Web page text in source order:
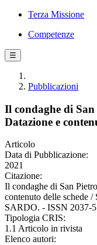
Terza Missione
Competenze
☰
Pubblicazioni
Il condaghe di
Datazione e
Articolo
Data di Pubblicazione:
2021
Citazione:
Il condaghe di San
contenuto delle schede
SARDO. - ISSN 2037-
Tipologia CRIS:
1.1 Articolo in rivista
Elenco autori: